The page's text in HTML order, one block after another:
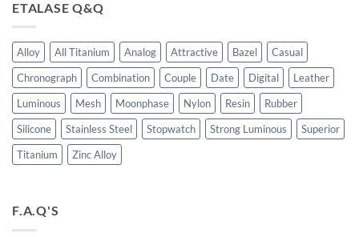
ETALASE Q&Q
Alloy All Titanium Analog Attractive Bazel
Casual
Chronograph
Combination Couple Date Digital
Leather
Luminous
Mesh Moonphase Nylon Resin
Rubber
Silicone
Stainless Steel Stopwatch Strong Luminous
Superior
Titanium
Zinc Alloy
F.A.Q'S